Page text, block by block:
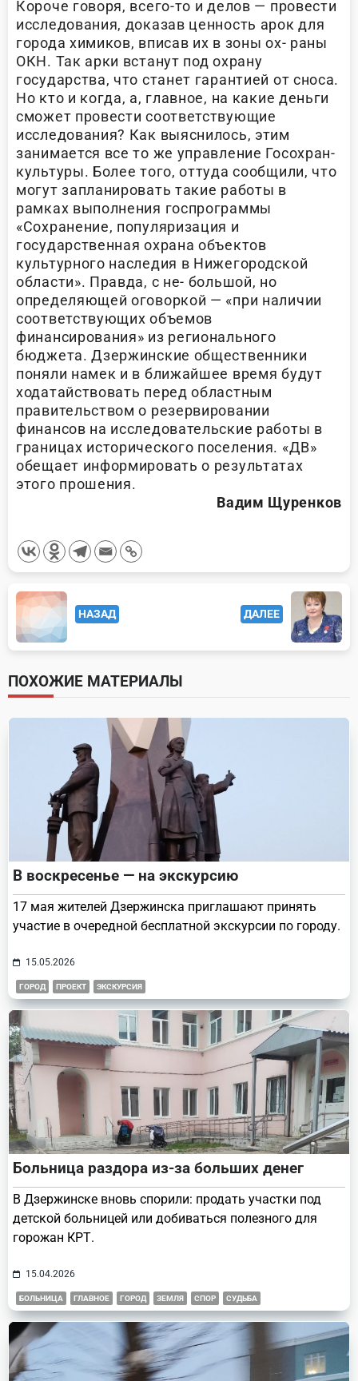
Короче говоря, всего-то и делов — провести
исследования, доказав ценность арок для
города химиков, вписав их в зоны ох- раны
ОКН. Так арки встанут под охрану
государства, что станет гарантией от сноса.
Но кто и когда, а, главное, на какие деньги
сможет провести соответствующие
исследования? Как выяснилось, этим
занимается все то же управление Госохран-
культуры. Более того, оттуда сообщили, что
могут запланировать такие работы в
рамках выполнения госпрограммы
«Сохранение, популяризация и
государственная охрана объектов
культурного наследия в Нижегородской
области». Правда, с не- большой, но
определяющей оговоркой — «при наличии
соответствующих объемов
финансирования» из регионального
бюджета. Дзержинские общественники
поняли намек и в ближайшее время будут
ходатайствовать перед областным
правительством о резервировании
финансов на исследовательские работы в
границах исторического поселения. «ДВ»
обещает информировать о результатах
этого прошения.
Вадим Щуренков
<span
class="nav-
subtitle
screen-
reader-
text">Page</span>
НАЗАД ДАЛЕЕ
ПОХОЖИЕ МАТЕРИАЛЫ
В воскресенье — на экскурсию
17 мая жителей Дзержинска приглашают принять
участие в очередной бесплатной экскурсии по городу.
15.05.2026
ГОРОД ПРОЕКТ ЭКСКУРСИЯ
Больница раздора из-за больших денег
В Дзержинске вновь спорили: продать участки под
детской больницей или добиваться полезного для
горожан КРТ.
15.04.2026
БОЛЬНИЦА ГЛАВНОЕ ГОРОД ЗЕМЛЯ СПОР СУДЬБА